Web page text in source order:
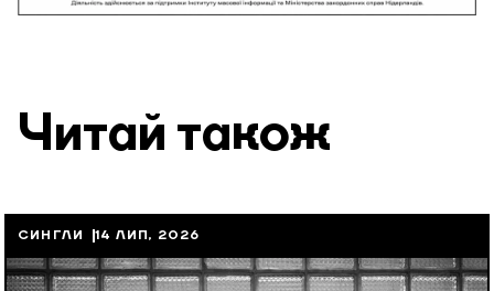
Читай також
СИНГЛИ 14 ЛИП, 2026